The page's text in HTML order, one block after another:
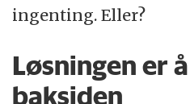
ingenting. Eller?
Løsningen er
baksiden